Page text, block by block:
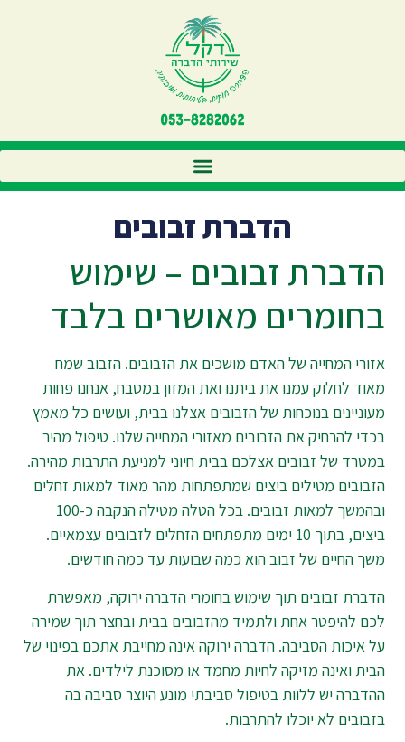
הדברת זבובים
הדברת זבובים – שימוש
בחומרים מאושרים בלבד
אזורי המחייה של האדם מושכים את הזבובים. הזבוב שמח
מאוד לחלוק עמנו את ביתנו ואת המזון במטבח, אנחנו פחות
מעוניינים בנוכחות של הזבובים אצלנו בבית, ועושים כל מאמץ
בכדי להרחיק את הזבובים מאזורי המחייה שלנו. טיפול מהיר
במטרד של זבובים אצלכם בבית חיוני למניעת התרבות מהירה.
הזבובים מטילים ביצים שמתפתחות מהר מאוד למאות זחלים
ובהמשך למאות זבובים. בכל הטלה מטילה הנקבה כ-100
ביצים, בתוך 10 ימים מתפתחים הזחלים לזבובים עצמאיים.
משך החיים של זבוב הוא כמה שבועות עד כמה חודשים.
הדברת זבובים תוך שימוש בחומרי הדברה ירוקה, מאפשרת
לכם להיפטר אחת ולתמיד מהזבובים בבית ובחצר תוך שמירה
על איכות הסביבה. הדברה ירוקה אינה מחייבת אתכם בפינוי של
הבית ואינה מזיקה לחיות מחמד או מסוכנת לילדים. את
ההדברה יש ללוות בטיפול סביבתי מונע היוצר סביבה בה
בזבובים לא יוכלו להתרבות.